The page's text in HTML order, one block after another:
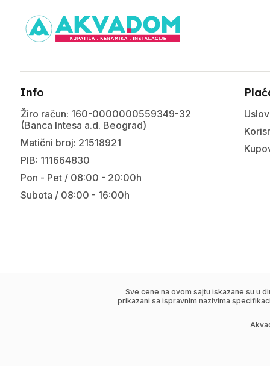
Info
Žiro račun: 160-0000000559349-32
(Banca Intesa a.d. Beograd)
Matični broj: 21518921
PIB: 111664830
Pon - Pet / 08:00 - 20:00h
Subota / 08:00 - 16:00h
Sve cene na ovom sajtu iskazane su u
prikazani sa ispravnim nazivima